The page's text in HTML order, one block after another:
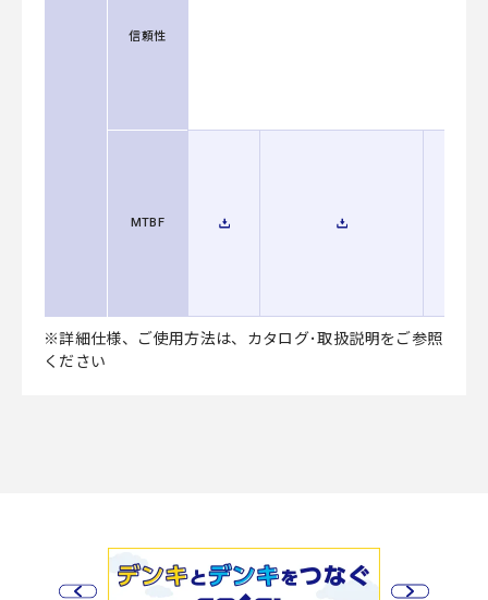
信頼性
MTBF
※詳細仕様、ご使用方法は、カタログ･取扱説明をご参照
ください